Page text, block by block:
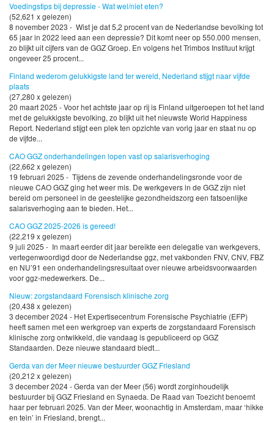
Voedingstips bij depressie - Wat wel/niet eten?
(52,621 x gelezen)
8 november 2023 - Wist je dat 5,2 procent van de Nederlandse bevolking tot
65 jaar in 2022 leed aan een depressie? Dit komt neer op 550.000 mensen,
zo blijkt uit cijfers van de GGZ Groep. En volgens het Trimbos Instituut krijgt
ongeveer 25 procent...
Finland wederom gelukkigste land ter wereld, Nederland stijgt naar vijfde
plaats
(27,280 x gelezen)
20 maart 2025 - Voor het achtste jaar op rij is Finland uitgeroepen tot het land
met de gelukkigste bevolking, zo blijkt uit het nieuwste World Happiness
Report. Nederland stijgt een plek ten opzichte van vorig jaar en staat nu op
de vijfde...
CAO GGZ onderhandelingen lopen vast op salarisverhoging
(22,662 x gelezen)
19 februari 2025 - Tijdens de zevende onderhandelingsronde voor de
nieuwe CAO GGZ ging het weer mis. De werkgevers in de GGZ zijn niet
bereid om personeel in de geestelijke gezondheidszorg een fatsoenlijke
salarisverhoging aan te bieden. Het...
CAO GGZ 2025-2026 is gereed!
(22,219 x gelezen)
9 juli 2025 - In maart eerder dit jaar bereikte een delegatie van werkgevers,
vertegenwoordigd door de Nederlandse ggz, met vakbonden FNV, CNV, FBZ
en NU’91 een onderhandelingsresultaat over nieuwe arbeidsvoorwaarden
voor ggz-medewerkers. De...
Nieuw: zorgstandaard Forensisch klinische zorg
(20,438 x gelezen)
3 december 2024 - Het Expertisecentrum Forensische Psychiatrie (EFP)
heeft samen met een werkgroep van experts de zorgstandaard Forensisch
klinische zorg ontwikkeld, die vandaag is gepubliceerd op GGZ
Standaarden. Deze nieuwe standaard biedt...
Gerda van der Meer nieuwe bestuurder GGZ Friesland
(20,212 x gelezen)
3 december 2024 - Gerda van der Meer (56) wordt zorginhoudelijk
bestuurder bij GGZ Friesland en Synaeda. De Raad van Toezicht benoemt
haar per februari 2025. Van der Meer, woonachtig in Amsterdam, maar ‘hikke
en tein’ in Friesland, brengt...